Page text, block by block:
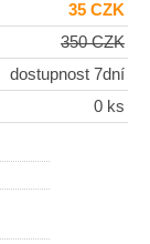
35 CZK
350 CZK
dostupnost 7dní
0 ks